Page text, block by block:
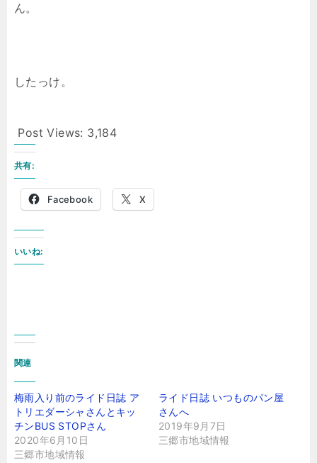
ん。
したっけ。
Post Views: 3,184
共有:
Facebook X
いいね:
関連
梅雨入り前のライド日誌 ア
トリエダーシャさんとキッ
チンBUS STOPさん
2020年6月10日
三郷市地域情報
ライド日誌 いつものパン屋
さんへ
2019年9月7日
三郷市地域情報